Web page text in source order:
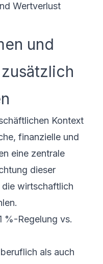
Wertverlust
und
Kontext
finanzielle und
eine zentrale
dieser
wirtschaftlich
%-Regelung vs.
als auch